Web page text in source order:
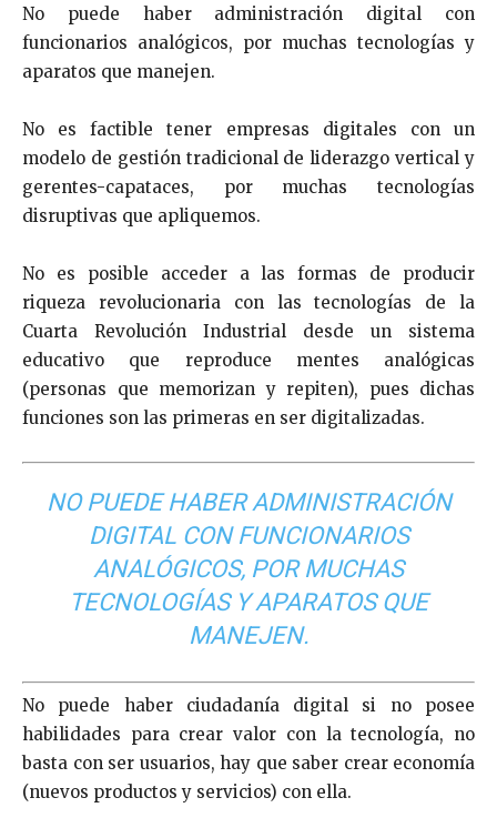
No puede haber administración digital con
funcionarios analógicos, por muchas tecnologías y
aparatos que manejen.
No es factible tener empresas digitales con un
modelo de gestión tradicional de liderazgo vertical y
gerentes-capataces, por muchas tecnologías
disruptivas que apliquemos.
No es posible acceder a las formas de producir
riqueza revolucionaria con las tecnologías de la
Cuarta Revolución Industrial desde un sistema
educativo que reproduce mentes analógicas
(personas que memorizan y repiten), pues dichas
funciones son las primeras en ser digitalizadas.
NO PUEDE HABER ADMINISTRACIÓN
DIGITAL CON FUNCIONARIOS
ANALÓGICOS, POR MUCHAS
TECNOLOGÍAS Y APARATOS QUE
MANEJEN.
No puede haber ciudadanía digital si no posee
habilidades para crear valor con la tecnología, no
basta con ser usuarios, hay que saber crear economía
(nuevos productos y servicios) con ella.